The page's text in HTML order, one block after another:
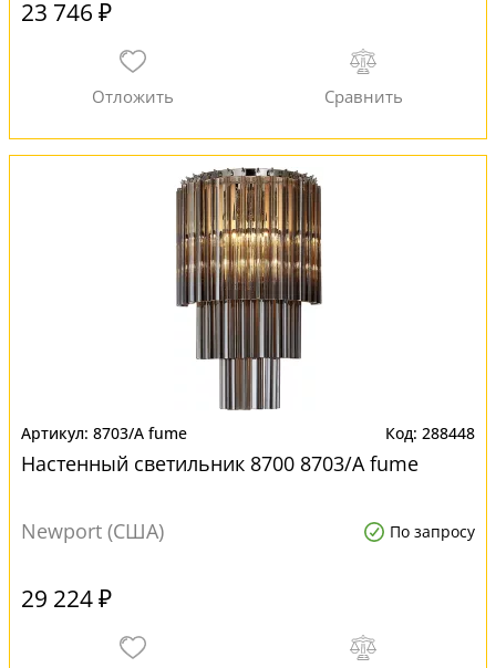
23 746 ₽
8703/A fume 288448
Настенный светильник 8700 8703/A fume
Newport (США) По запросу
29 224 ₽